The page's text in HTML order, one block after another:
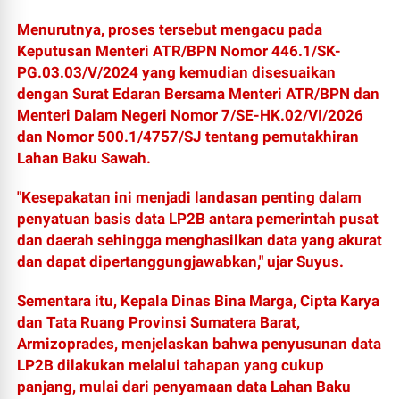
Menurutnya, proses tersebut mengacu pada
Keputusan Menteri ATR/BPN Nomor 446.1/SK-
PG.03.03/V/2024 yang kemudian disesuaikan
dengan Surat Edaran Bersama Menteri ATR/BPN dan
Menteri Dalam Negeri Nomor 7/SE-HK.02/VI/2026
dan Nomor 500.1/4757/SJ tentang pemutakhiran
Lahan Baku Sawah.
"Kesepakatan ini menjadi landasan penting dalam
penyatuan basis data LP2B antara pemerintah pusat
dan daerah sehingga menghasilkan data yang akurat
dan dapat dipertanggungjawabkan," ujar Suyus.
Sementara itu, Kepala Dinas Bina Marga, Cipta Karya
dan Tata Ruang Provinsi Sumatera Barat,
Armizoprades, menjelaskan bahwa penyusunan data
LP2B dilakukan melalui tahapan yang cukup
panjang, mulai dari penyamaan data Lahan Baku